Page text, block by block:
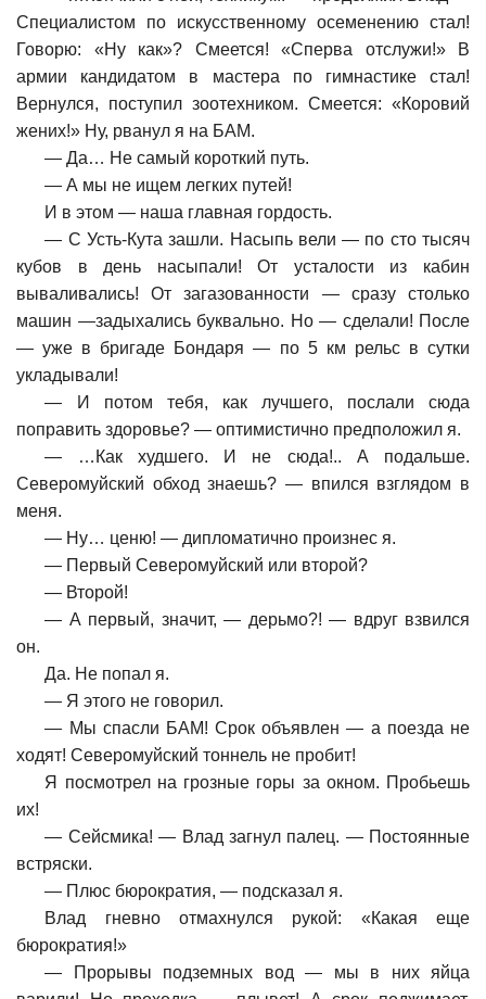
Специалистом по искусственному осеменению стал!
Говорю: «Ну как»? Смеется! «Сперва отслужи!» В
армии кандидатом в мастера по гимнастике стал!
Вернулся, поступил зоотехником. Смеется: «Коровий
жених!» Ну, рванул я на БАМ.
—Да… Не самый короткий путь.
—А мы не ищем легких путей!
И в этом — наша главная гордость.
— С Усть-Кута зашли. Насыпь вели — по сто тысяч
кубов в день насыпали! От усталости из кабин
вываливались! От загазованности — сразу столько
машин —задыхались буквально. Но — сделали! После
— уже в бригаде Бондаря — по 5 км рельс в сутки
укладывали!
—
И потом тебя, как лучшего, послали сюда
поправить здоровье? — оптимистично предположил я.
— … Как худшего. И не сюда!.. А подальше.
Северомуйский обход знаешь? — впился взглядом в
меня.
— Ну… ценю! — дипломатично произнес я.
— Первый Северомуйский или второй?
— Второй!
— А первый, значит, — дерьмо?! — вдруг взвился
он.
Да. Не попал я.
— Я этого не говорил.
— Мы спасли БАМ! Срок объявлен — а поезда не
ходят! Северомуйский тоннель не пробит!
Я посмотрел на грозные горы за окном. Пробьешь
их!
— Сейсмика! — Влад загнул палец. — Постоянные
встряски.
— Плюс бюрократия, — подсказал я.
Влад гневно отмахнулся рукой: «Какая еще
бюрократия!»
—
Прорывы подземных вод — мы в них яйца